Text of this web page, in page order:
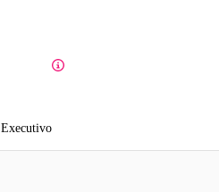
Executivo